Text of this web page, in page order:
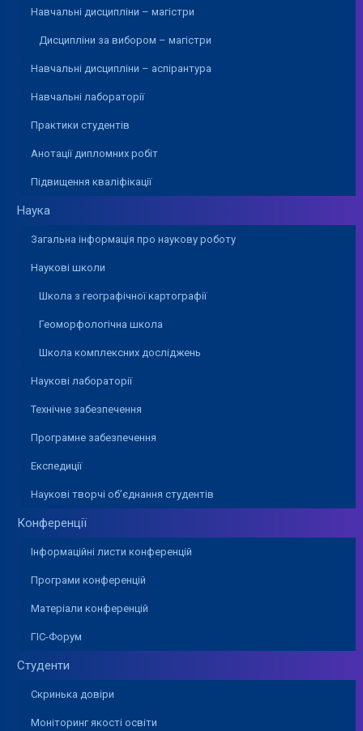
Навчальні дисципліни – магістри
Дисципліни за вибором – магістри
Навчальні дисципліни – аспірантура
Навчальні лабораторії
Практики студентів
Анотації дипломних робіт
Підвищення кваліфікації
Наука
Загальна інформація про наукову роботу
Наукові школи
Школа з географічної картографії
Геоморфологічна школа
Школа комплексних досліджень
Наукові лабораторії
Технічне забезпечення
Програмне забезпечення
Експедиції
Наукові творчі об’єднання студентів
Конференції
Інформаційні листи конференцій
Програми конференцій
Матеріали конференцій
ГІС-Форум
Студенти
Скринька довіри
Моніторинг якості освіти